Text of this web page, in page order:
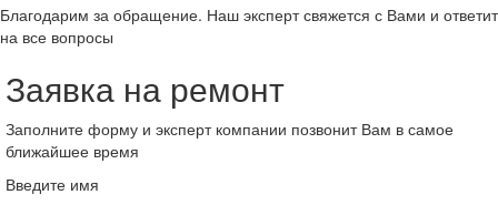
Благодарим за обращение. Наш эксперт свяжется с Вами и ответит
на все вопросы
Заявка на ремонт
Заполните форму и эксперт компании позвонит Вам в самое
ближайшее время
Введите имя